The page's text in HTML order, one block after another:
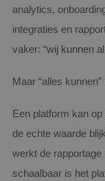
analytics,
integraties en
vaker: “wij kunnen
Maar “alles
Een platform kan
de echte waarde
werkt de
schaalbaar is het